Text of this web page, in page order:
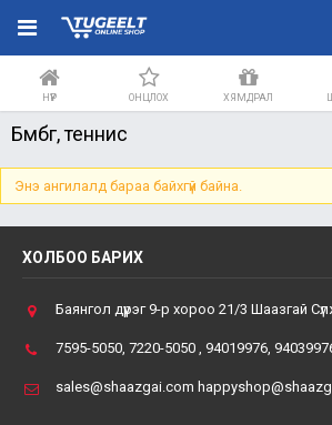
НҮҮР ОНЦЛОХ ХЯМДРАЛ
Бөмбөг, теннис
Энэ ангилалд бараа байхгүй байна.
ХОЛБОО БАРИХ
Баянгол дүүрэг 9-р хороо 21/3 Шаазгай
7595-5050, 7220-5050 , 94019976,
sales@shaazgai.com